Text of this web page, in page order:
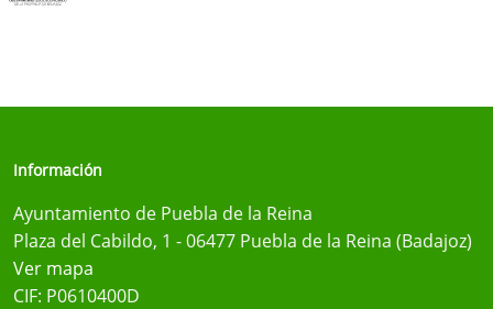
Información
Ayuntamiento de Puebla de la Reina
Plaza del Cabildo, 1 - 06477 Puebla de la Reina (Badajoz)
Ver mapa
CIF: P0610400D